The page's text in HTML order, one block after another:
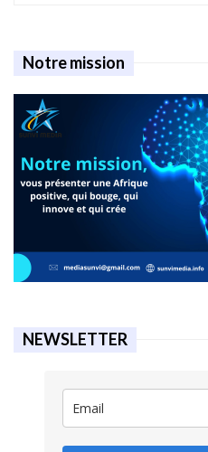
Notre mission
NEWSLETTER